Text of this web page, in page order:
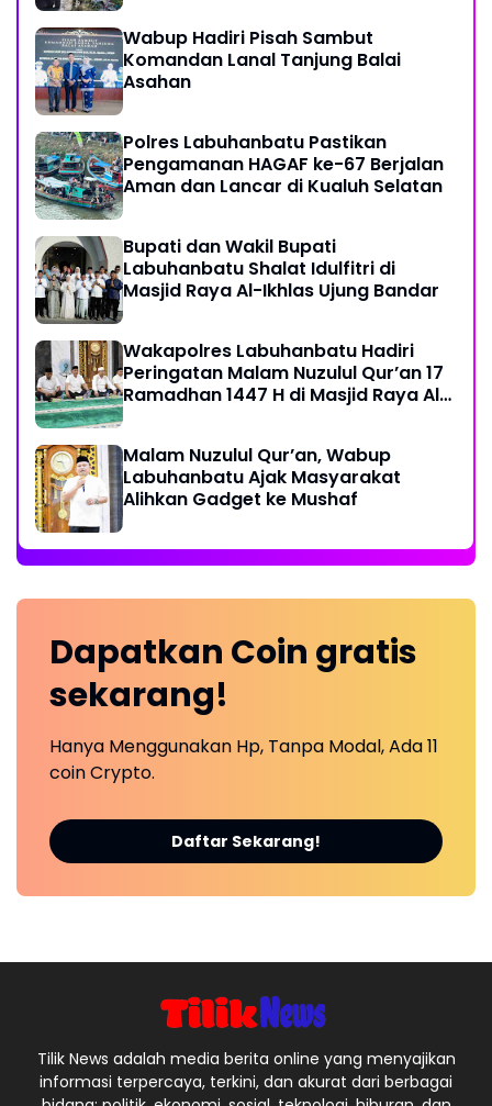
Wabup Hadiri Pisah Sambut
Komandan Lanal Tanjung Balai
Asahan
Polres Labuhanbatu Pastikan
Pengamanan HAGAF ke-67 Berjalan
Aman dan Lancar di Kualuh Selatan
Bupati dan Wakil Bupati
Labuhanbatu Shalat Idulfitri di
Masjid Raya Al-Ikhlas Ujung Bandar
Wakapolres Labuhanbatu Hadiri
Peringatan Malam Nuzulul Qur’an 17
Ramadhan 1447 H di Masjid Raya Al-
Malam Nuzulul Qur’an, Wabup
Labuhanbatu Ajak Masyarakat
Alihkan Gadget ke Mushaf
Dapatkan Coin gratis
sekarang!
Hanya Menggunakan Hp, Tanpa Modal, Ada 11
coin Crypto.
Daftar Sekarang!
Tilik News adalah media berita online yang menyajikan
informasi terpercaya, terkini, dan akurat dari berbagai